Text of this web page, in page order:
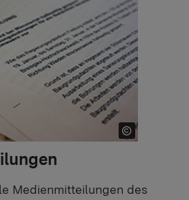
Medienmitteilungen des